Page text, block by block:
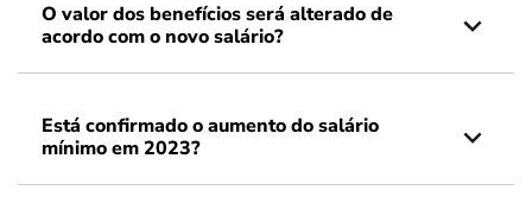
O valor dos benefícios será alterado de
acordo com o novo salário?
Está confirmado o aumento do salário
mínimo em 2023?